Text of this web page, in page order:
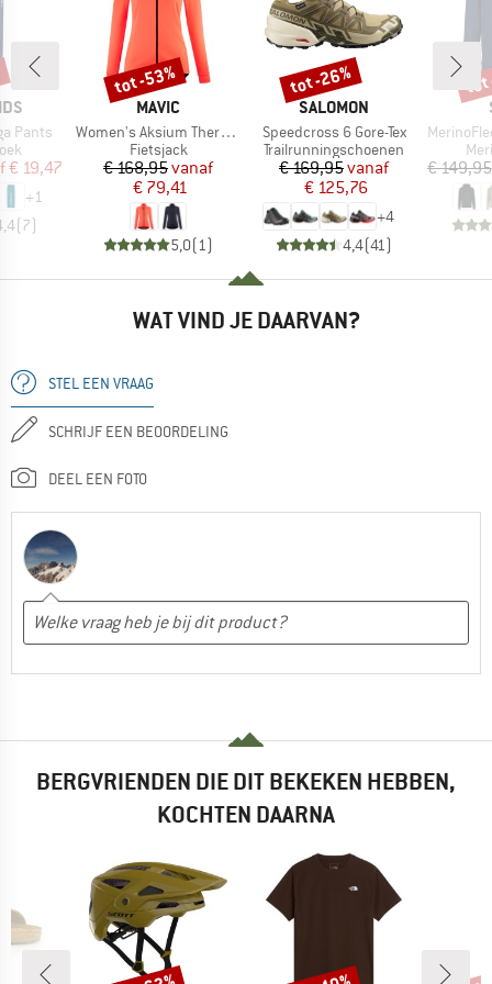
Pants
prijs
€ 19,47
+1
(7)
MERK
MAVIC
Artikel
Women's Aksium Thermo Jacket
Productgroep
Fietsjack
Prijs
€ 168,95Verlaagde prijs
vanaf
€ 79,41
5,0(1 )
Korting
tot -53%
MERK
SALOMON
Artikel
Speedcross 6 Gore-Tex
Productgroep
Trailrunningschoenen
Prijs
€ 169,95Verlaagde prijs
vanaf
€ 125,76
+4
4,4(41 )
Korting
tot -26%
Artikel
€ 149,95
WAT VIND JE DAARVAN?
STEL EEN VRAAG
SCHRIJF EEN BEOORDELING
DEEL EEN FOTO
BERGVRIENDEN DIE DIT BEKEKEN HEBBEN,
KOCHTEN DAARNA